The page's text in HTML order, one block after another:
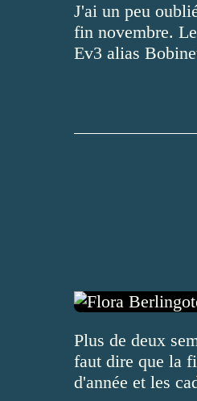
J'ai un peu
fin novembre.
Ev3 alias
Plus de deux
faut dire que la
d'année et les